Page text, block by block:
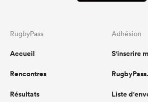
RugbyPass
Accueil
Rencontres
Résultats
Adhésion
S'inscrire
Liste